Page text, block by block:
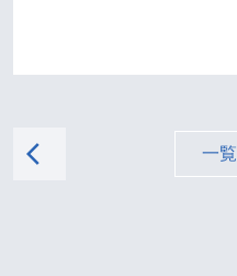
arrow_back_ios 一